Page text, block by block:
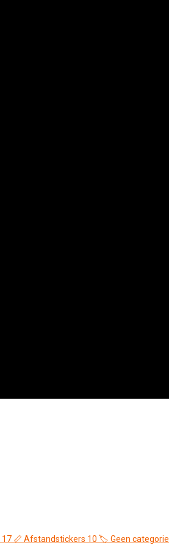
17 📏 Afstandstickers 10 🏷️ Geen categorie